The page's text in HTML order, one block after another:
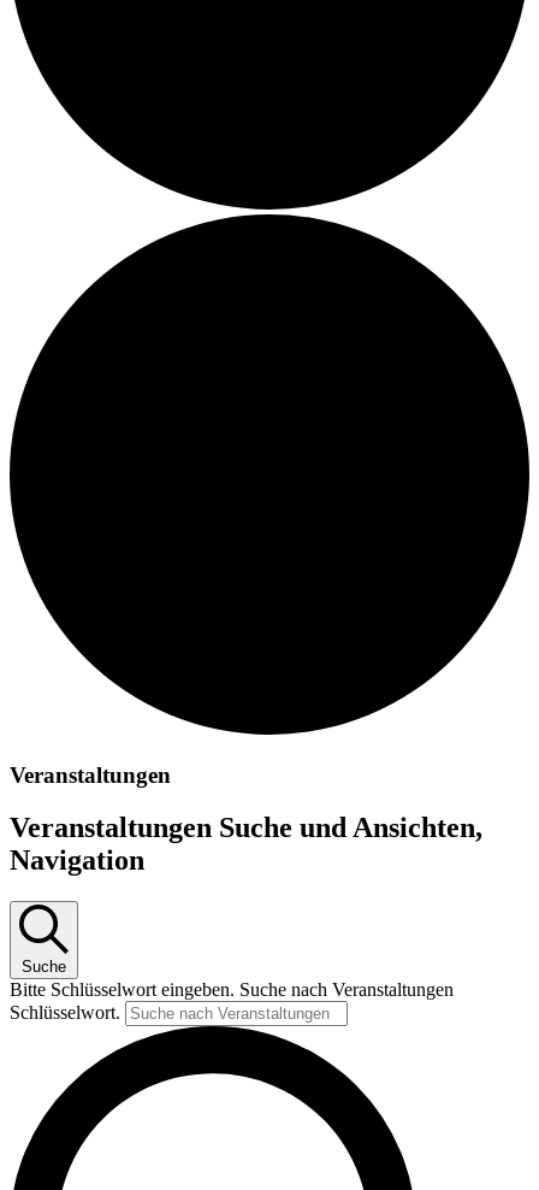
Veranstaltungen
Veranstaltungen Suche und Ansichten,
Navigation
Suche
Bitte Schlüsselwort eingeben. Suche nach Veranstaltungen
Schlüsselwort.